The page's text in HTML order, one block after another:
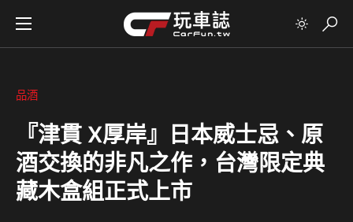
品酒
『津貫 X厚岸』日本威士忌、原
酒交換的非凡之作，台灣限定典
藏木盒組正式上市